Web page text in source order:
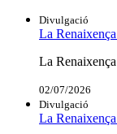
Divulgació
La
La Renaixença
02/07/2026
Divulgació
La